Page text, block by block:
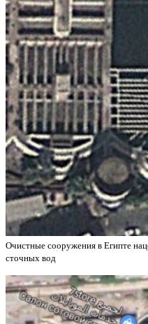
Очистные сооружения в Египте
сточных вод